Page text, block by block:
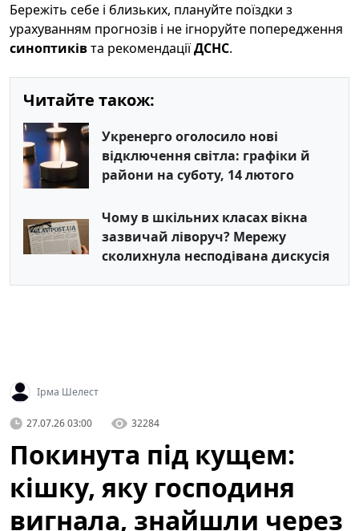
Бережіть себе і близьких, плануйте поїздки з
урахуванням прогнозів і не ігноруйте попередження
синоптиківта рекомендаціїДСНС.
Читайте також:
Укренерго оголосило нові
відключення світла: графіки й
райони на суботу, 14 лютого
Чому в шкільних класах вікна
зазвичай ліворуч? Мережу
сколихнула несподівана дискусія
Ірма Шелест
27.07.26 03:00 32284
Покинута під кущем:
кішку, яку господиня
вигнала, знайшли через